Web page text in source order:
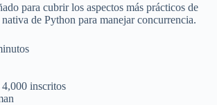
para cubrir los aspectos más prácticos de
de Python para manejar concurrencia.
inscritos